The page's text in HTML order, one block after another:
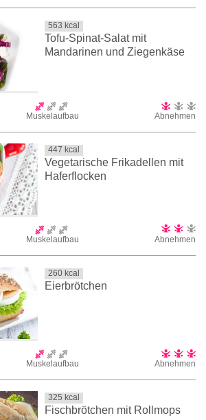
563 kcal
Tofu-Spinat-Salat mit
Mandarinen und Ziegenkäse
Muskelaufbau Abnehmen
447 kcal
Vegetarische Frikadellen mit
Haferflocken
Muskelaufbau Abnehmen
260 kcal
Eierbrötchen
Muskelaufbau Abnehmen
325 kcal
Fischbrötchen mit Rollmops